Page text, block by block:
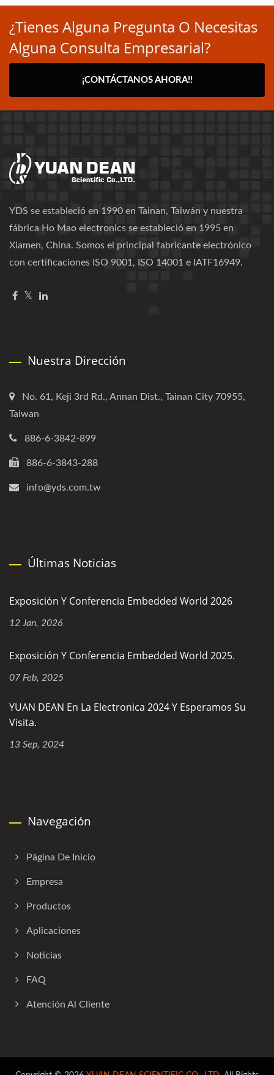
¿Tienes Alguna Pregunta O Necesitas
Alguna Consulta Empresarial?
¡CONTÁCTANOS AHORA!!
YDS se estableció en 1990 en Tainan, Taiwán y nuestra
fábrica Ho Mao electronics se estableció en 1995 en
Xiamen, China. Somos el principal fabricante electrónico
con certificaciones ISO 9001, ISO 14001 e IATF16949.
Nuestra Dirección
No. 61, Keji 3rd Rd., Annan Dist., Tainan City 70955,
Taiwan
886-6-3842-899
886-6-3843-288
info@yds.com.tw
Últimas Noticias
Exposición Y Conferencia Embedded World 2026
12 Jan, 2026
Exposición Y Conferencia Embedded World 2025.
07 Feb, 2025
YUAN DEAN En La Electronica 2024 Y Esperamos Su
Visita.
13 Sep, 2024
Navegación
Página De Inicio
Empresa
Productos
Aplicaciones
Noticias
FAQ
Atención Al Cliente